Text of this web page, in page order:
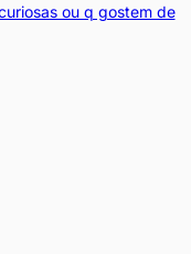
ou q gostem de